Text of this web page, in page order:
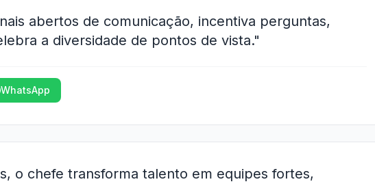
abertos de comunicação, incentiva perguntas,
a diversidade de pontos de vista."
WhatsApp
o chefe transforma talento em equipes fortes,